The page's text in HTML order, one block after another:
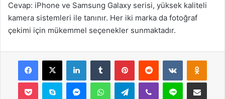
Cevap: iPhone ve Samsung Galaxy serisi, yüksek kaliteli
kamera sistemleri ile tanınır. Her iki marka da fotoğraf
çekimi için mükemmel seçenekler sunmaktadır.
Facebook
X LinkedInTumblr PinterestReddit VKontakte
Pocket Skype MessengerWhatsAppTelegramViber Line E-Posta ile